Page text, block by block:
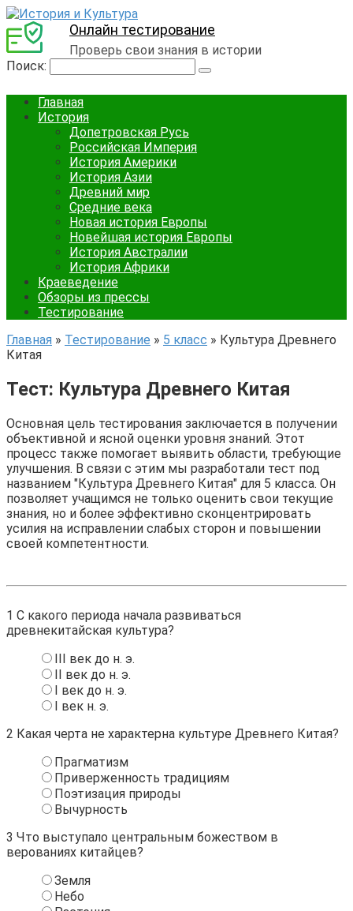
Онлайн тестирование
Проверь свои знания в истории
Поиск:
Главная
История
Допетровская Русь
Российская Империя
История Америки
История Азии
Древний мир
Средние века
Новая история Европы
Новейшая история Европы
История Австралии
История Африки
Краеведение
Обзоры из прессы
Тестирование
Главная » Тестирование » 5 класс » Культура Древнего
Китая
Тест: Культура Древнего Китая
Основная цель тестирования заключается в получении
объективной и ясной оценки уровня знаний. Этот
процесс также помогает выявить области, требующие
улучшения. В связи с этим мы разработали тест под
названием "Культура Древнего Китая" для 5 класса. Он
позволяет учащимся не только оценить свои текущие
знания, но и более эффективно сконцентрировать
усилия на исправлении слабых сторон и повышении
своей компетентности.
1 С какого периода начала развиваться
древнекитайская культура?
III век до н. э.
II век до н. э.
I век до н. э.
I век н. э.
2 Какая черта не характерна культуре Древнего Китая?
Прагматизм
Приверженность традициям
Поэтизация природы
Вычурность
3 Что выступало центральным божеством в
верованиях китайцев?
Земля
Небо